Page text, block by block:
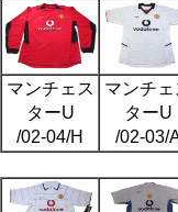
マンチェス
ターU
/02-04/H
マンチェ
ターU
/02-03/